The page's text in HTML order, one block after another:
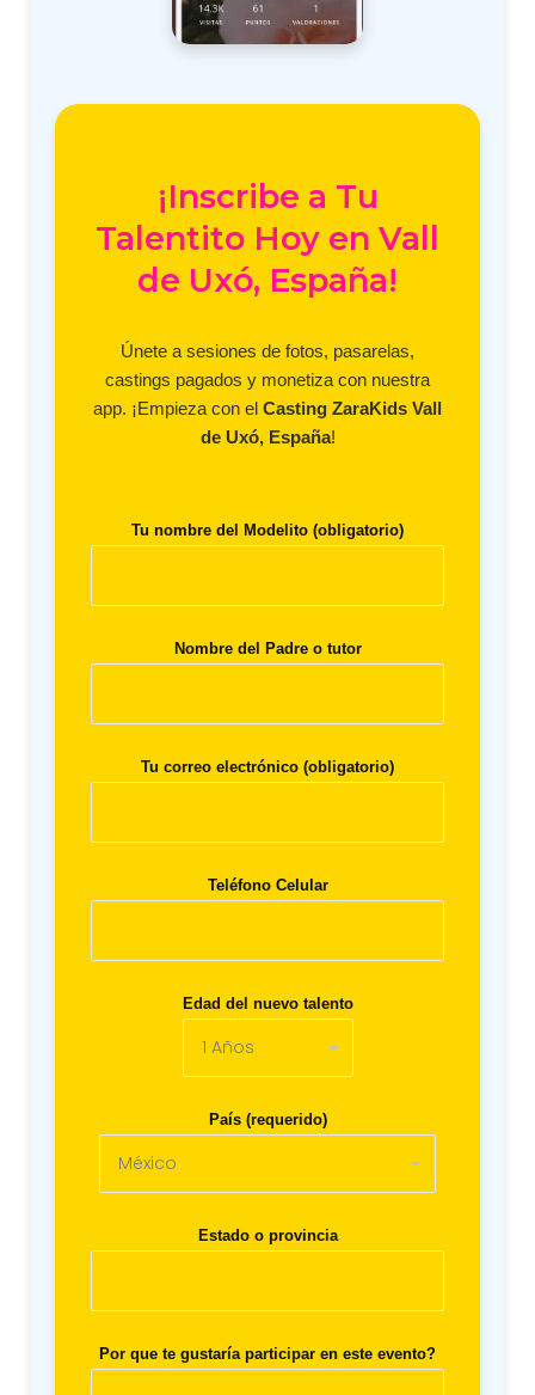
¡Inscribe a Tu
Talentito Hoy en Vall
de Uxó, España!
Únete a sesiones de fotos, pasarelas,
castings pagados y monetiza con nuestra
app. ¡Empieza con el Casting ZaraKids Vall
de Uxó, España!
Tu nombre del Modelito (obligatorio)
Nombre del Padre o tutor
Tu correo electrónico (obligatorio)
Teléfono Celular
Edad del nuevo talento
País (requerido)
Estado o provincia
Por que te gustaría participar en este evento?